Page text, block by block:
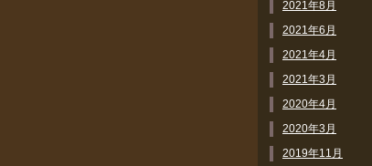
2021年8月
2021年6月
2021年4月
2021年3月
2020年4月
2020年3月
2019年11月